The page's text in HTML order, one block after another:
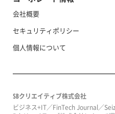
会社概要
セキュリティポリシー
個人情報について
SBクリエイティブ株式会社
ビジネス+IT／FinTech Journal／